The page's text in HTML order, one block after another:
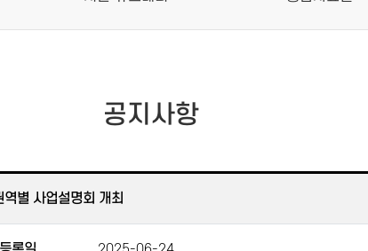
공지사항
별 사업설명회 개최